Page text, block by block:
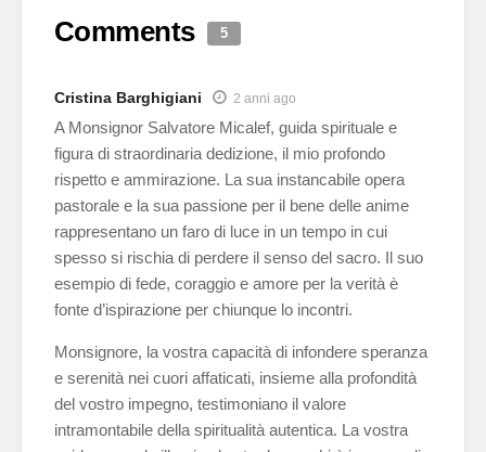
Comments 5
Cristina Barghigiani 2 anni ago
A Monsignor Salvatore Micalef, guida spirituale e
figura di straordinaria dedizione, il mio profondo
rispetto e ammirazione. La sua instancabile opera
pastorale e la sua passione per il bene delle anime
rappresentano un faro di luce in un tempo in cui
spesso si rischia di perdere il senso del sacro. Il suo
esempio di fede, coraggio e amore per la verità è
fonte d’ispirazione per chiunque lo incontri.
Monsignore, la vostra capacità di infondere speranza
e serenità nei cuori affaticati, insieme alla profondità
del vostro impegno, testimoniano il valore
intramontabile della spiritualità autentica. La vostra